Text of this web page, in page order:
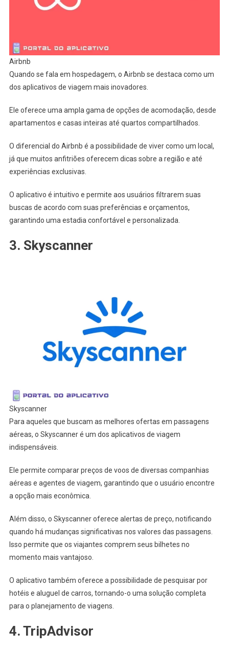
Airbnb
Quando se fala em hospedagem, o Airbnb se destaca como um
dos aplicativos de viagem mais inovadores.
Ele oferece uma ampla gama de opções de acomodação, desde
apartamentos e casas inteiras até quartos compartilhados.
O diferencial do Airbnb é a possibilidade de viver como um local,
já que muitos anfitriões oferecem dicas sobre a região e até
experiências exclusivas.
O aplicativo é intuitivo e permite aos usuários filtrarem suas
buscas de acordo com suas preferências e orçamentos,
garantindo uma estadia confortável e personalizada.
3. Skyscanner
Skyscanner
Para aqueles que buscam as melhores ofertas em passagens
aéreas, o Skyscanner é um dos aplicativos de viagem
indispensáveis.
Ele permite comparar preços de voos de diversas companhias
aéreas e agentes de viagem, garantindo que o usuário encontre
a opção mais econômica.
Além disso, o Skyscanner oferece alertas de preço, notificando
quando há mudanças significativas nos valores das passagens.
Isso permite que os viajantes comprem seus bilhetes no
momento mais vantajoso.
O aplicativo também oferece a possibilidade de pesquisar por
hotéis e aluguel de carros, tornando-o uma solução completa
para o planejamento de viagens.
4. TripAdvisor